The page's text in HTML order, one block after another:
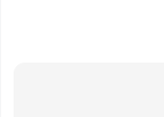
Dimensions